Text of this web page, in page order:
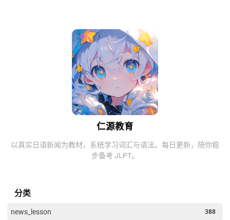
仁源教育
以真实日语新闻为教材，系统学习词汇与语法。每日更新，陪你稳
步备考 JLPT。
分类
news_lesson 388